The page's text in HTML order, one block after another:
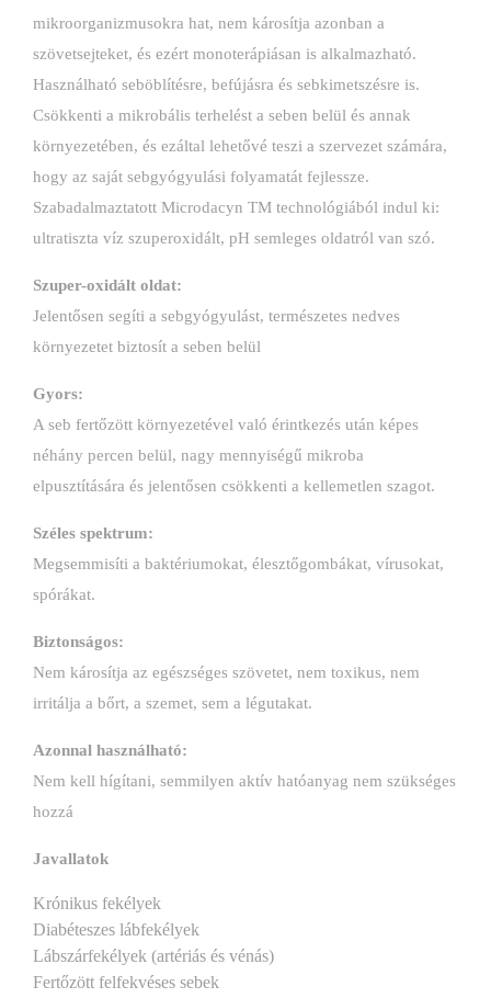
mikroorganizmusokra hat, nem károsítja azonban a
szövetsejteket, és ezért monoterápiásan is alkalmazható.
Használható seböblítésre, befújásra és sebkimetszésre is.
Csökkenti a mikrobális terhelést a seben belül és annak
környezetében, és ezáltal lehetővé teszi a szervezet számára,
hogy az saját sebgyógyulási folyamatát fejlessze.
Szabadalmaztatott Microdacyn TM technológiából indul ki:
ultratiszta víz szuperoxidált, pH semleges oldatról van szó.
Szuper-oxidált oldat:
Jelentősen segíti a sebgyógyulást, természetes nedves
környezetet biztosít a seben belül
Gyors:
A seb fertőzött környezetével való érintkezés után képes
néhány percen belül, nagy mennyiségű mikroba
elpusztítására és jelentősen csökkenti a kellemetlen szagot.
Széles spektrum:
Megsemmisíti a baktériumokat, élesztőgombákat, vírusokat,
spórákat.
Biztonságos:
Nem károsítja az egészséges szövetet, nem toxikus, nem
irritálja a bőrt, a szemet, sem a légutakat.
Azonnal használható:
Nem kell hígítani, semmilyen aktív hatóanyag nem szükséges
hozzá
Javallatok
Krónikus fekélyek
Diabéteszes lábfekélyek
Lábszárfekélyek (artériás és vénás)
Fertőzött felfekvéses sebek